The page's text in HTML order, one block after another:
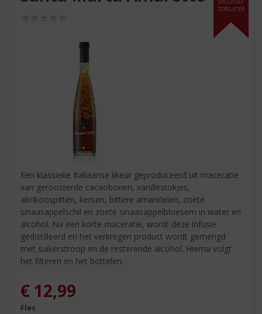
TOPSLIJTER
Een klassieke Italiaanse likeur geproduceerd uit maceratie
van geroosterde cacaobonen, vanillestokjes,
abrikoospitten, kersen, bittere amandelen, zoete
sinaasappelschil en zoete sinaasappelbloesem in water en
alcohol. Na een korte maceratie, wordt deze infusie
gedistilleerd en het verkregen product wordt gemengd
met suikerstroop en de resterende alcohol. Hierna volgt
het filteren en het bottelen.
€ 12,99
Fles